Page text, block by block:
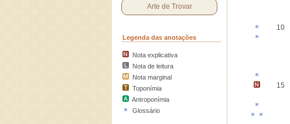
Arte de Trovar
Legenda das anotações
Nota explicativa
Nota de leitura
Nota marginal
Toponímia
Antroponímia
Glossário
10
15